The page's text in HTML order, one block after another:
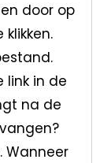
door op
link in de
na de
Wanneer